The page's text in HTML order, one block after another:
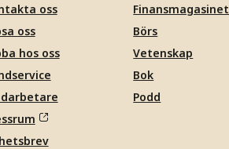
oss
oss
hos oss
Finansmagasinet
Börs
Vetenskap
Bok
Podd